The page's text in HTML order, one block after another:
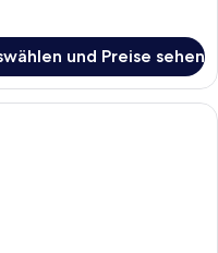
und Preise sehen
Hotelzimmer mit einem großen